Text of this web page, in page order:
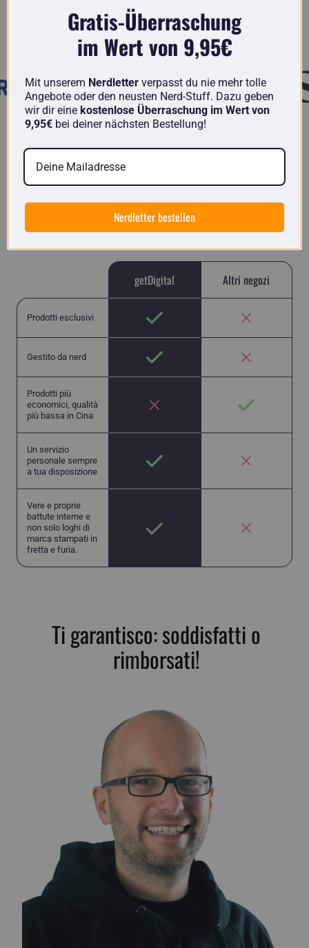
Conosciuto da
getDigital a confronto
e non la solita spazzatura cinese come in molti
altri negozi.
getDigital Altri negozi
Prodotti esclusivi
Gestito da nerd
Prodotti più
economici, qualità
più bassa in Cina
Un servizio
personale sempre
a tua disposizione
Vere e proprie
battute interne e
non solo loghi di
marca stampati in
fretta e furia.
Ti garantisco: soddisfatti o
rimborsati!
Gratis-Überraschung
im Wert von 9,95€
Mit unserem Nerdletter verpasst du nie mehr tolle
Angebote oder den neusten Nerd-Stuff. Dazu geben
wir dir eine kostenlose Überraschung im Wert von
9,95€ bei deiner nächsten Bestellung!
Nerdletter bestellen